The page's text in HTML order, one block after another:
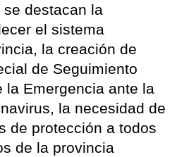
destacan la
el sistema
la creación de
de Seguimiento
la Emergencia ante la
la necesidad de
de protección a todos
de la provincia